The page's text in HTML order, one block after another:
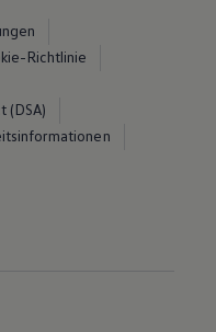
Richtlinie
(DSA)